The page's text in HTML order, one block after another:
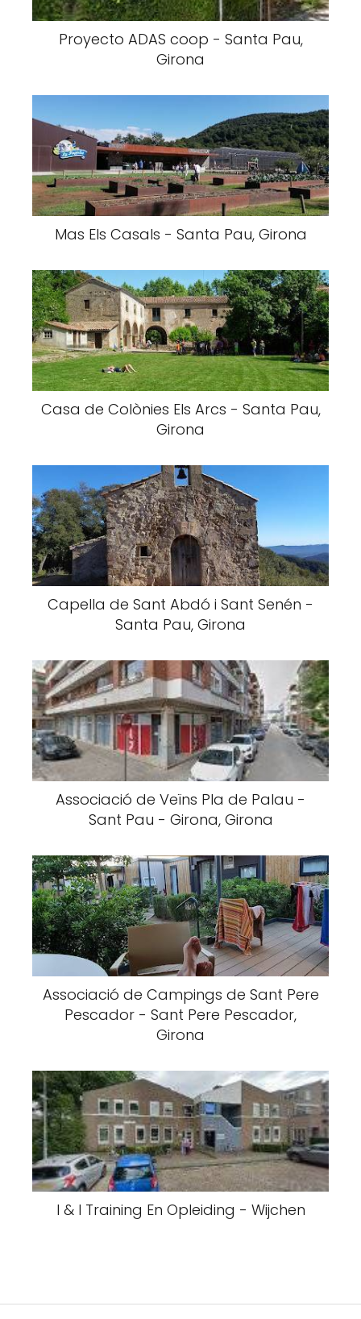
Proyecto ADAS coop - Santa Pau,
Girona
Mas Els Casals - Santa Pau, Girona
Casa de Colònies Els Arcs - Santa Pau,
Girona
Capella de Sant Abdó i Sant Senén -
Santa Pau, Girona
Associació de Veïns Pla de Palau -
Sant Pau - Girona, Girona
Associació de Campings de Sant Pere
Pescador - Sant Pere Pescador,
Girona
I & I Training En Opleiding - Wijchen